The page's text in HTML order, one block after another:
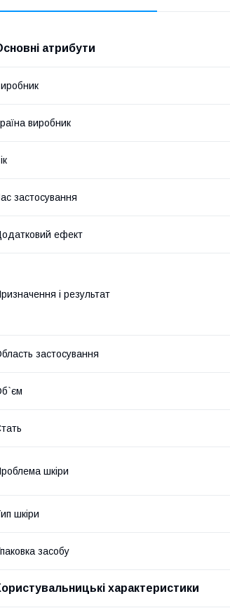
атрибути
виробник
застосування
ефект
і результат
застосування
шкіри
шкіри
засобу
характеристики